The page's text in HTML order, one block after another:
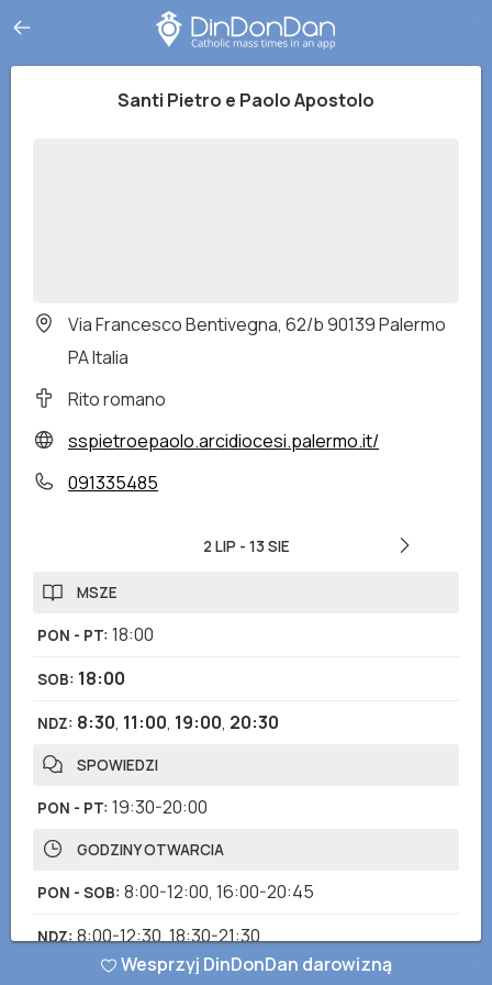
Santi Pietro e Paolo Apostolo
Via Francesco Bentivegna, 62/b 90139 Palermo
PA Italia
Rito romano
sspietroepaolo.arcidiocesi.palermo.it/
091335485
2 LIP - 13 SIE
MSZE
PON - PT: 18:00
SOB: 18:00
NDZ: 8:30, 11:00, 19:00, 20:30
SPOWIEDZI
PON - PT: 19:30-20:00
GODZINY OTWARCIA
PON - SOB: 8:00-12:00, 16:00-20:45
NDZ:8:00-12:30,18:30-21:30
RÓŻANIEC
Wesprzyj DinDonDan darowizną